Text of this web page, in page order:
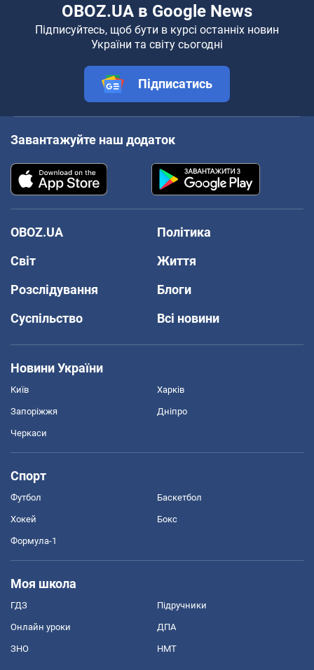
OBOZ.UA в Google News
Підписуйтесь, щоб бути в курсі останніх новин
України та світу сьогодні
Підписатись
Завантажуйте наш додаток
OBOZ.UA
Політика
Світ
Життя
Розслідування
Блоги
Суспільство
Всі новини
Новини України
Київ Харків
Запоріжжя Дніпро
Черкаси
Спорт
Футбол Баскетбол
Хокей Бокс
Формула-1
Моя школа
ГДЗ Підручники
Онлайн уроки ДПА
ЗНО НМТ